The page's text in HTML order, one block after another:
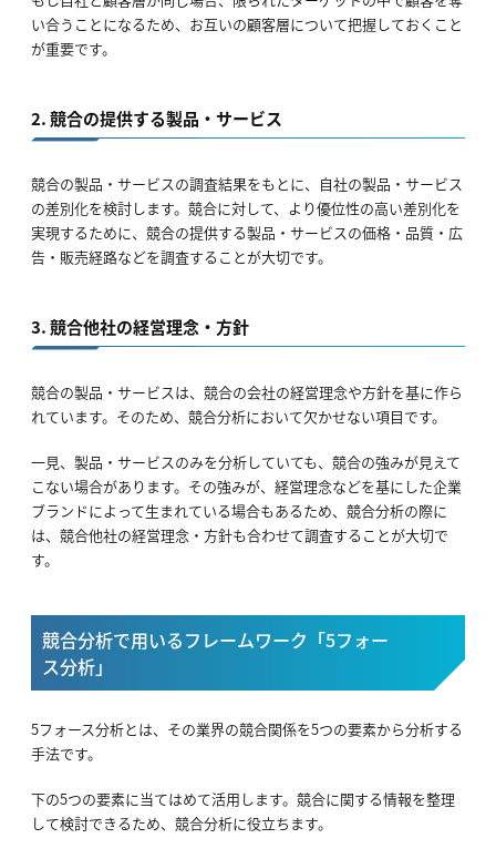
い合うことになるため、お互いの顧客層について把握しておくこと
が重要です。
2. 競合の提供する製品・サービス
競合の製品・サービスの調査結果をもとに、自社の製品・サービス
の差別化を検討します。競合に対して、より優位性の高い差別化を
実現するために、競合の提供する製品・サービスの価格・品質・広
告・販売経路などを調査することが大切です。
3. 競合他社の経営理念・方針
競合の製品・サービスは、競合の会社の経営理念や方針を基に作ら
れています。そのため、競合分析において欠かせない項目です。
一見、製品・サービスのみを分析していても、競合の強みが見えて
こない場合があります。その強みが、経営理念などを基にした企業
ブランドによって生まれている場合もあるため、競合分析の際に
は、競合他社の経営理念・方針も合わせて調査することが大切で
す。
競合分析で用いるフレームワーク「5フォー
ス分析」
5フォース分析とは、その業界の競合関係を5つの要素から分析する
手法です。
下の5つの要素に当てはめて活用します。競合に関する情報を整理
して検討できるため、競合分析に役立ちます。